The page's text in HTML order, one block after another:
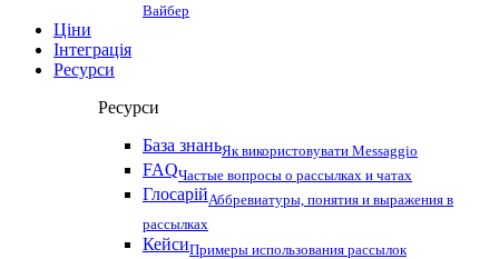
Вайбер
Ціни
Інтеграція
Ресурси
Ресурси
База знаньЯк використовувати Messaggio
FAQЧастые вопросы о рассылках и чатах
ГлосарійАббревиатуры, понятия и выражения в
рассылках
КейсиПримеры использования рассылок